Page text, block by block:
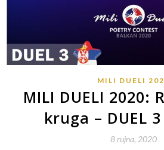
MILI DUELI
MILI DUELI 2020:
kruga – DUEL
8 rujna, 2020